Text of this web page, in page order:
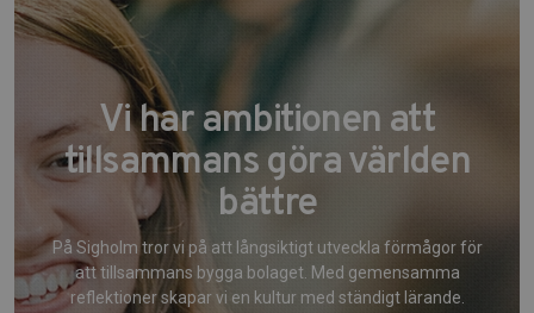
Vi har ambitionen att
tillsammans göra världen
bättre
På Sigholm tror vi på att långsiktigt utveckla förmågor för
att tillsammans bygga bolaget. Med gemensamma
reflektioner skapar vi en kultur med ständigt lärande.